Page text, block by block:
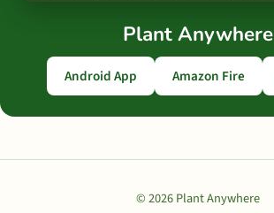
Plant Anywhere
Android App Amazon Fire
© 2026 Plant Anywhere